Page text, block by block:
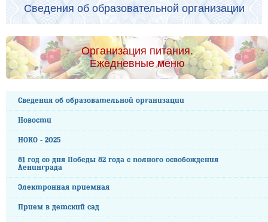
Сведения об образовательной организации
Организация питания.
Ежедневные меню
Сведения об образовательной организации
Новости
НОКО - 2025
81 год со дня Победы 82 года с полного освобождения
Ленинграда
Электронная приемная
Прием в детский сад